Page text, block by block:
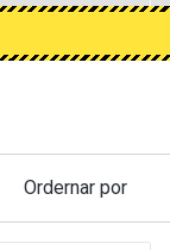
Ordernar por